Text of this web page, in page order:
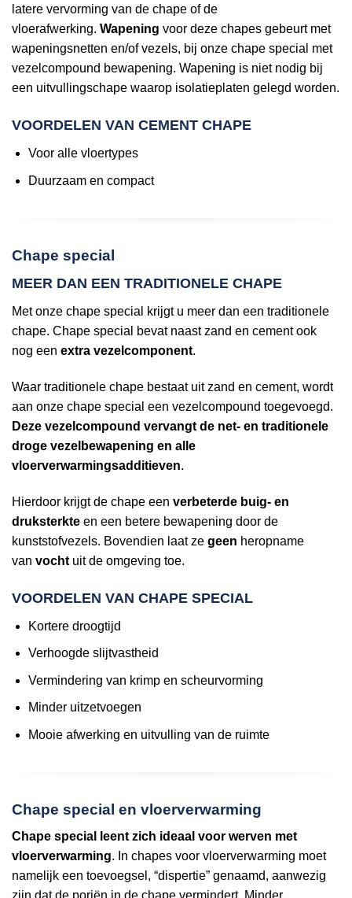
latere vervorming van de chape of de
vloerafwerking. Wapening voor deze chapes gebeurt met
wapeningsnetten en/of vezels, bij onze chape special met
vezelcompound bewapening. Wapening is niet nodig bij
een uitvullingschape waarop isolatieplaten gelegd worden.
VOORDELEN VAN CEMENT CHAPE
Voor alle vloertypes
Duurzaam en compact
Chape special
MEER DAN EEN TRADITIONELE CHAPE
Met onze chape special krijgt u meer dan een traditionele
chape. Chape special bevat naast zand en cement ook
nog een extra vezelcomponent.
Waar traditionele chape bestaat uit zand en cement, wordt
aan onze chape special een vezelcompound toegevoegd.
Deze vezelcompound vervangt de net- en traditionele
droge vezelbewapening en alle
vloerverwarmingsadditieven.
Hierdoor krijgt de chape een verbeterde buig- en
druksterkte en een betere bewapening door de
kunststofvezels. Bovendien laat ze geen heropname
van vocht uit de omgeving toe.
VOORDELEN VAN CHAPE SPECIAL
Kortere droogtijd
Verhoogde slijtvastheid
Vermindering van krimp en scheurvorming
Minder uitzetvoegen
Mooie afwerking en uitvulling van de ruimte
Chape special en vloerverwarming
Chape special leent zich ideaal voor werven met
vloerverwarming. In chapes voor vloerverwarming moet
namelijk een toevoegsel, “dispertie” genaamd, aanwezig